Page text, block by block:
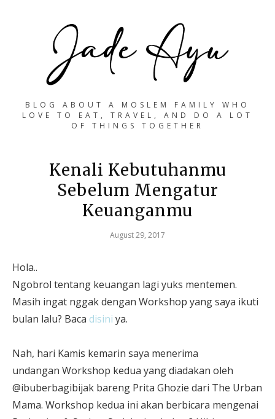
BLOG ABOUT A MOSLEM FAMILY WHO
LOVE TO EAT, TRAVEL, AND DO A LOT
OF THINGS TOGETHER
Kenali Kebutuhanmu
Sebelum Mengatur
Keuanganmu
August 29, 2017
Hola..
Ngobrol tentang keuangan lagi yuks mentemen.
Masih ingat nggak dengan Workshop yang saya ikuti
bulan lalu? Baca disini ya.
Nah, hari Kamis kemarin saya menerima
undangan Workshop kedua yang diadakan oleh
@ibuberbagibijak bareng Prita Ghozie dari The Urban
Mama. Workshop kedua ini akan berbicara mengenai